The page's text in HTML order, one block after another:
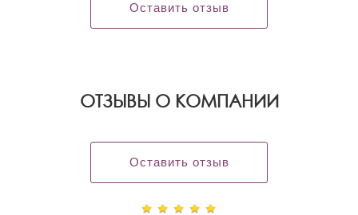
Оставить отзыв
OТЗЫВЫ О КОМПАНИИ
Оставить отзыв